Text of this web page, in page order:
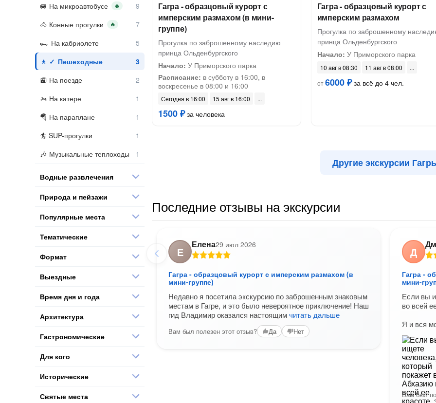
Гагра - образцовый курорт с
имперским размахом (в мини-
группе)
Прогулка по заброшенному наследию
принца Ольденбургского
Начало: У Приморского парка
Расписание: в субботу в 16:00, в
воскресенье в 08:00 и 16:00
Сегодня в 16:00 15 авг в 16:00
1500 ₽за человека
Гагра - образцовый курорт с
имперским размахом
Прогулка по заброшенному
принца Ольденбургского
Начало: У Приморского парка
10 авг в 08:30
11 авг в 08:00
от6000 ₽за всё до 4 чел.
Другие экскурсии
Последние отзывы на экскурсии
Е
Елена29 июл 2026
Гагра - образцовый курорт с имперским размахом (в
мини-группе)
Недавно я посетила экскурсию по заброшенным знаковым
местам в Гагре, и это было невероятное приключение! Наш
гид Владимир оказался настоящимчитать дальше
Вам был полезен этот отзыв? Да Нет
Д
Гагра -
мини-
Если вы
во всей
Я и вся
Вам был
На микроавтобусе 🔥
Конные прогулки 🔥
На кабриолете
Пешеходные
На поезде
На катере
На параплане
SUP-прогулки
Музыкальные теплоходы
Водные развлечения
Природа и пейзажи
Популярные места
Тематические
Формат
Выездные
Время дня и года
Архитектура
Гастрономические
Для кого
Исторические
Святые места